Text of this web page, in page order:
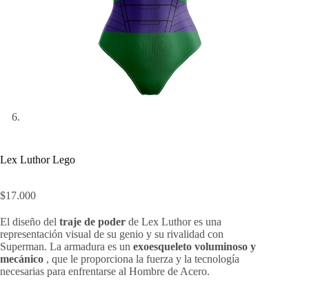
Lex Luthor Lego
$17.000
El diseño del traje de poder de Lex Luthor es una
representación visual de su genio y su rivalidad con
Superman. La armadura es un exoesqueleto voluminoso y
mecánico , que le proporciona la fuerza y ​​la tecnología
necesarias para enfrentarse al Hombre de Acero.